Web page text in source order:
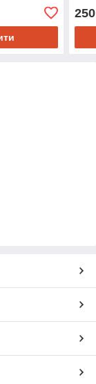
250